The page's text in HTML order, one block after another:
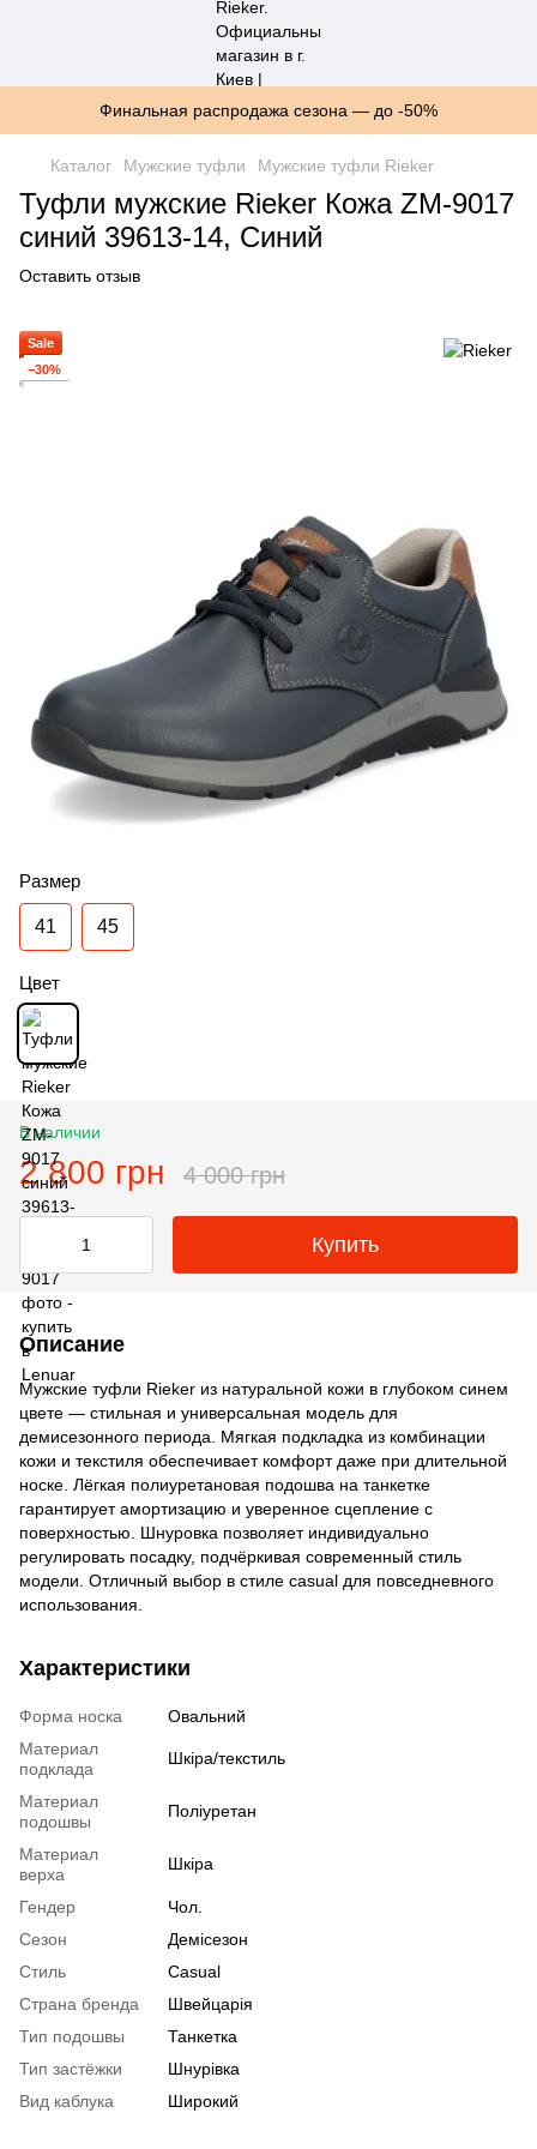
Финальная распродажа сезона — до -50%
Каталог Мужские туфли Мужские туфли Rieker
Туфли мужские Rieker Кожа ZM-9017
синий 39613-14, Синий
Оставить отзыв
Sale
−30%
Размер
41 45
Цвет
В наличии
2 800 грн 4 000 грн
Купить
Описание
Мужские туфли Rieker из натуральной кожи в глубоком синем
цвете — стильная и универсальная модель для
демисезонного периода. Мягкая подкладка из комбинации
кожи и текстиля обеспечивает комфорт даже при длительной
носке. Лёгкая полиуретановая подошва на танкетке
гарантирует амортизацию и уверенное сцепление с
поверхностью. Шнуровка позволяет индивидуально
регулировать посадку, подчёркивая современный стиль
модели. Отличный выбор в стиле casual для повседневного
использования.
Характеристики
Форма носка
Овальний
Материал
подклада
Шкіра/текстиль
Материал
подошвы
Поліуретан
Материал
верха
Шкіра
Гендер
Чол.
Сезон
Демісезон
Стиль
Casual
Страна бренда
Швейцарія
Тип подошвы
Танкетка
Тип застёжки
Шнурівка
Вид каблука
Широкий